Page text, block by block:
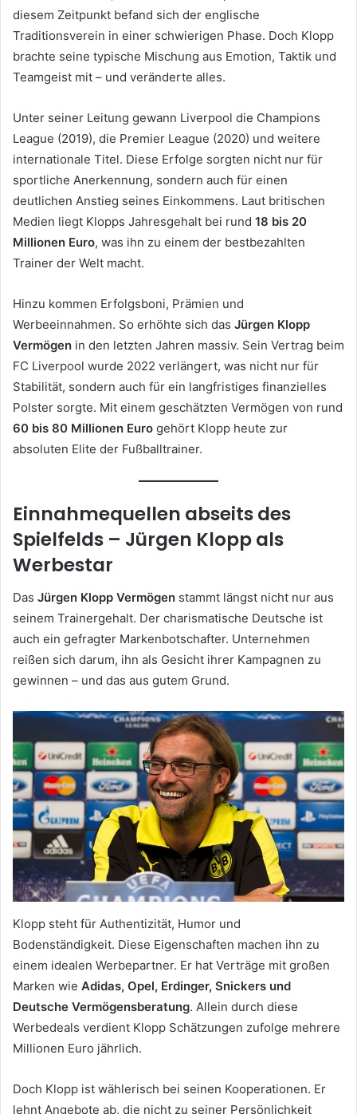
diesem Zeitpunkt befand sich der englische
Traditionsverein in einer schwierigen Phase. Doch Klopp
brachte seine typische Mischung aus Emotion, Taktik und
Teamgeist mit – und veränderte alles.
Unter seiner Leitung gewann Liverpool die Champions
League (2019), die Premier League (2020) und weitere
internationale Titel. Diese Erfolge sorgten nicht nur für
sportliche Anerkennung, sondern auch für einen
deutlichen Anstieg seines Einkommens. Laut britischen
Medien liegt Klopps Jahresgehalt bei rund 18 bis 20
Millionen Euro, was ihn zu einem der bestbezahlten
Trainer der Welt macht.
Hinzu kommen Erfolgsboni, Prämien und
Werbeeinnahmen. So erhöhte sich das Jürgen Klopp
Vermögen in den letzten Jahren massiv. Sein Vertrag beim
FC Liverpool wurde 2022 verlängert, was nicht nur für
Stabilität, sondern auch für ein langfristiges finanzielles
Polster sorgte. Mit einem geschätzten Vermögen von rund
60 bis 80 Millionen Euro gehört Klopp heute zur
absoluten Elite der Fußballtrainer.
Einnahmequellen abseits des
Spielfelds – Jürgen Klopp als
Werbestar
Das Jürgen Klopp Vermögen stammt längst nicht nur aus
seinem Trainergehalt. Der charismatische Deutsche ist
auch ein gefragter Markenbotschafter. Unternehmen
reißen sich darum, ihn als Gesicht ihrer Kampagnen zu
gewinnen – und das aus gutem Grund.
Klopp steht für Authentizität, Humor und
Bodenständigkeit. Diese Eigenschaften machen ihn zu
einem idealen Werbepartner. Er hat Verträge mit großen
Marken wie Adidas, Opel, Erdinger, Snickers und
Deutsche Vermögensberatung. Allein durch diese
Werbedeals verdient Klopp Schätzungen zufolge mehrere
Millionen Euro jährlich.
Doch Klopp ist wählerisch bei seinen Kooperationen. Er
lehnt Angebote ab, die nicht zu seiner Persönlichkeit